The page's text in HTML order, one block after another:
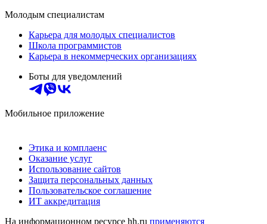
Молодым специалистам
Карьера для молодых специалистов
Школа программистов
Карьера в некоммерческих организациях
Боты для уведомлений
Мобильное приложение
Этика и комплаенс
Оказание услуг
Использование сайтов
Защита персональных данных
Пользовательское соглашение
ИТ аккредитация
На информационном ресурсе hh.ru применяются